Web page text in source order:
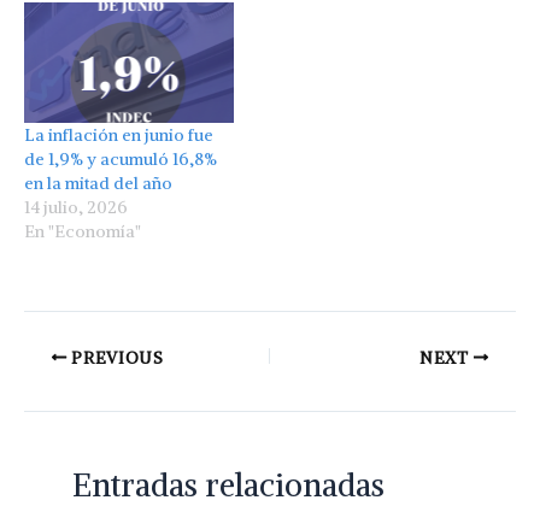
La inflación en junio fue
de 1,9% y acumuló 16,8%
en la mitad del año
14 julio, 2026
En "Economía"
PREVIOUS NEXT
Entradas relacionadas